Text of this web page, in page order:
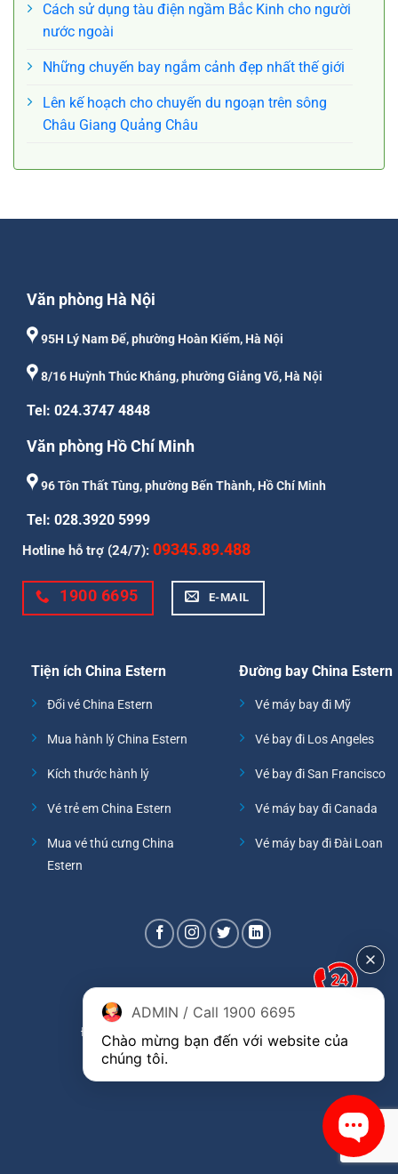
Cách sử dụng tàu điện ngầm Bắc Kinh cho người
nước ngoài
Những chuyến bay ngắm cảnh đẹp nhất thế giới
Lên kế hoạch cho chuyến du ngoạn trên sông
Châu Giang Quảng Châu
Văn phòng Hà Nội
95H Lý Nam Đế, phường Hoàn Kiếm, Hà Nội
8/16 Huỳnh Thúc Kháng, phường Giảng Võ, Hà Nội
Tel: 024.3747 4848
Văn phòng Hồ Chí Minh
96 Tôn Thất Tùng, phường Bến Thành, Hồ Chí Minh
Tel: 028.3920 5999
Hotline hỗ trợ (24/7): 09345.89.488
1900 6695 E-MAIL
Tiện ích China Estern
Đổi vé China Estern
Mua hành lý China Estern
Kích thước hành lý
Vé trẻ em China Estern
Mua vé thú cưng China
Estern
Đường bay China Estern
Vé máy bay đi Mỹ
Vé bay đi Los Angeles
Vé bay đi San Francisco
Vé máy bay đi Canada
Vé máy bay đi Đài Loan
Đại lý phòng vé hãng China Eastern Airlines
ADMIN / Call 1900 6695
Chào mừng bạn đến với website của
chúng tôi.